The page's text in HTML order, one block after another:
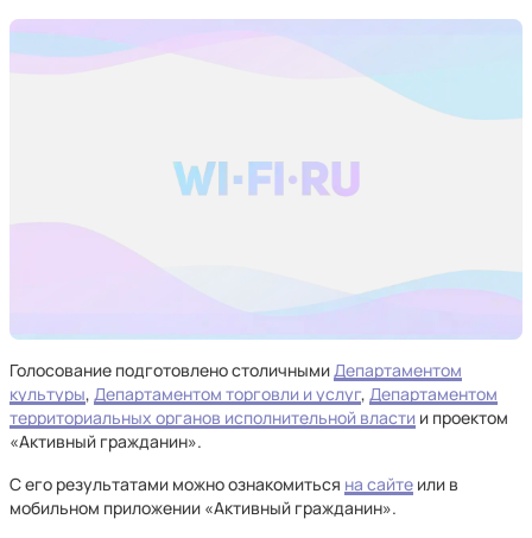
Голосование подготовлено столичнымиДепартаментом
культуры, Департаментом торговли и услуг, Департаментом
территориальных органов исполнительной власти и проектом
«Активный гражданин».
С его результатами можно ознакомиться на сайте или в
мобильном приложении «Активный гражданин».